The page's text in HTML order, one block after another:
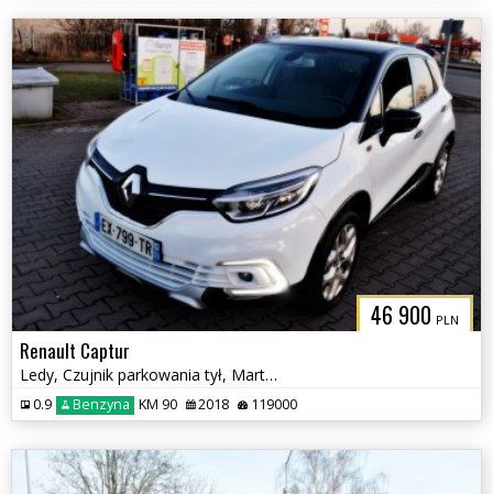
46 900 PLN
Renault Captur
Ledy, Czujnik parkowania tył, Martwe Pole, Klimatyzacja
0.9 Benzyna KM 90 2018 119000